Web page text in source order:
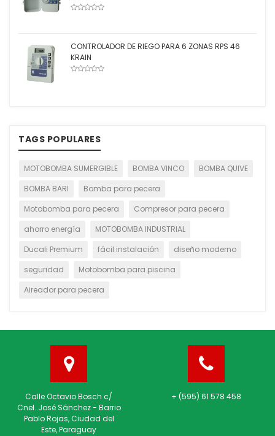
CONTROLADOR DE RIEGO PARA 6 ZONAS RPS 46
KRAIN
TAGS POPULARES
MOTOBOMBA SUMERGIBLE BOMBA VINCO
BOMBA QUIVE
BOMBA BARI
Bomba para pecera
Motobomba para pecera
Compresor para pecera
ahorro energía
MOTOBOMBA INDUSTRIAL
Ducali Premium
fácil instalación
diseño moderno
seguridad
Motobomba para piscina
Aireador para pecera
Calle Octavio Bosch c/
Cnel. José Sánchez - Barrio
Pablo Rojas, Ciudad del
Este, Paraguay
+ (595) 61 578 458